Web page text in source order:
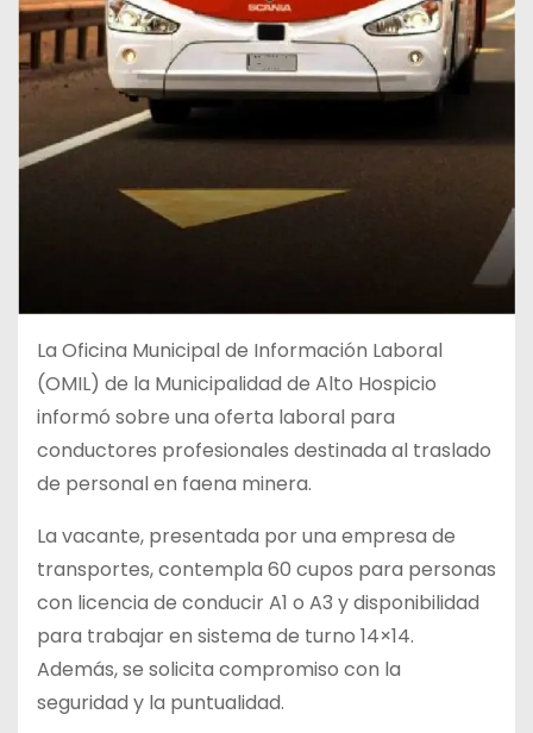
La Oficina Municipal de Información Laboral
(OMIL) de la Municipalidad de Alto Hospicio
informó sobre una oferta laboral para
conductores profesionales destinada al traslado
de personal en faena minera.
La vacante, presentada por una empresa de
transportes, contempla 60 cupos para personas
con licencia de conducir A1 o A3 y disponibilidad
para trabajar en sistema de turno 14×14.
Además, se solicita compromiso con la
seguridad y la puntualidad.